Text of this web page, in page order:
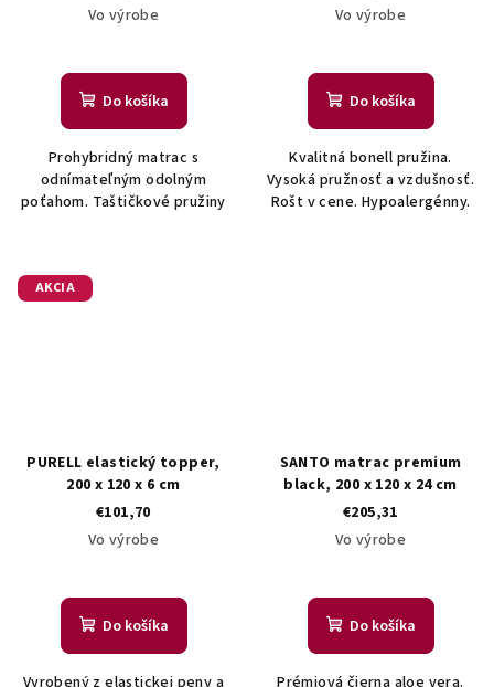
Vo výrobe
Do košíka
Prohybridný matrac s
odnímateľným odolným
poťahom. Taštičkové pružiny
Vo výrobe
Do košíka
Kvalitná bonell pružina.
Vysoká pružnosť a vzdušnosť.
Rošt v cene. Hypoalergénny.
AKCIA
PURELL elastický topper,
200 x 120 x 6 cm
€101,70
Vo výrobe
Do košíka
SANTO matrac premium
black, 200 x 120 x 24 cm
€205,31
Vo výrobe
Do košíka